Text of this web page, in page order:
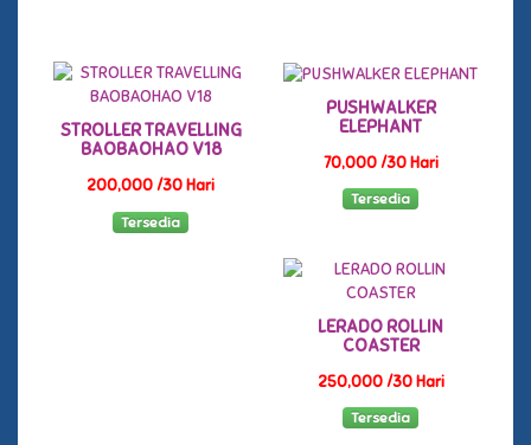
STROLLER TRAVELLING
BAOBAOHAO V18
200,000 /30 Hari
Tersedia
PUSHWALKER
ELEPHANT
70,000 /30 Hari
Tersedia
LERADO ROLLIN
COASTER
250,000 /30 Hari
Tersedia